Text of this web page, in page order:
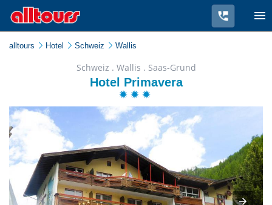
alltours Hotel Schweiz Wallis
Schweiz . Wallis . Saas-Grund
Hotel Primavera